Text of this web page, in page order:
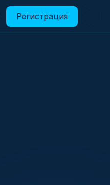
Регистрация